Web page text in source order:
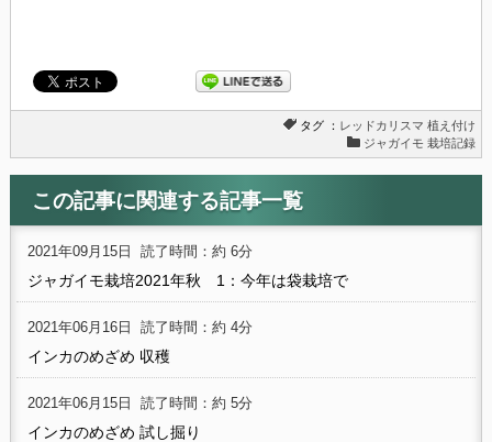
タグ ： レッドカリスマ 植え付け
ジャガイモ 栽培記録
この記事に関連する記事一覧
2021年09月15日 読了時間：約 6分
ジャガイモ栽培2021年秋 1：今年は袋栽培で
2021年06月16日 読了時間：約 4分
インカのめざめ 収穫
2021年06月15日 読了時間：約 5分
インカのめざめ 試し掘り